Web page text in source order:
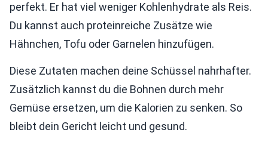
perfekt. Er hat viel weniger Kohlenhydrate als Reis.
Du kannst auch proteinreiche Zusätze wie
Hähnchen, Tofu oder Garnelen hinzufügen.
Diese Zutaten machen deine Schüssel nahrhafter.
Zusätzlich kannst du die Bohnen durch mehr
Gemüse ersetzen, um die Kalorien zu senken. So
bleibt dein Gericht leicht und gesund.